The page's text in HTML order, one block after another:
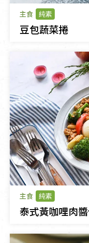
主食 純素
豆包蔬菜捲
主食 純素
泰式黃咖哩肉